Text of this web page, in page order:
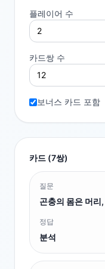
플레이어 수
카드쌍 수
보너스 카드 포함
카드 (7쌍)
질문
곤충의 몸은 머리
정답
분석